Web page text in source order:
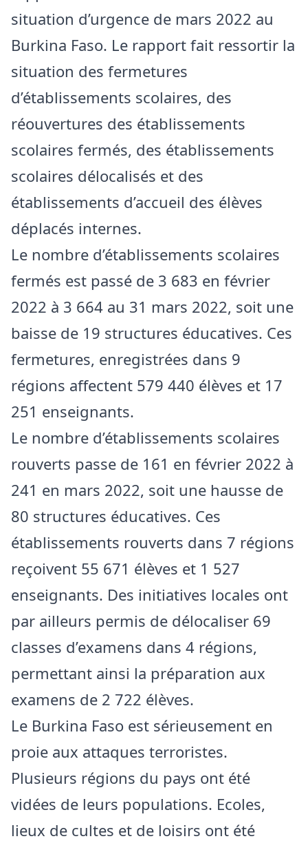
situation d’urgence de mars 2022 au
Burkina Faso. Le rapport fait ressortir la
situation des fermetures
d’établissements scolaires, des
réouvertures des établissements
scolaires fermés, des établissements
scolaires délocalisés et des
établissements d’accueil des élèves
déplacés internes.
Le nombre d’établissements scolaires
fermés est passé de 3 683 en février
2022 à 3 664 au 31 mars 2022, soit une
baisse de 19 structures éducatives. Ces
fermetures, enregistrées dans 9
régions affectent 579 440 élèves et 17
251 enseignants.
Le nombre d’établissements scolaires
rouverts passe de 161 en février 2022 à
241 en mars 2022, soit une hausse de
80 structures éducatives. Ces
établissements rouverts dans 7 régions
reçoivent 55 671 élèves et 1 527
enseignants. Des initiatives locales ont
par ailleurs permis de délocaliser 69
classes d’examens dans 4 régions,
permettant ainsi la préparation aux
examens de 2 722 élèves.
Le Burkina Faso est sérieusement en
proie aux attaques terroristes.
Plusieurs régions du pays ont été
vidées de leurs populations. Ecoles,
lieux de cultes et de loisirs ont été